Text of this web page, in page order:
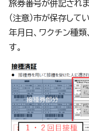
旅券番号が併記されま
（注意）市が保存し
年月日、ワクチン種類
す。